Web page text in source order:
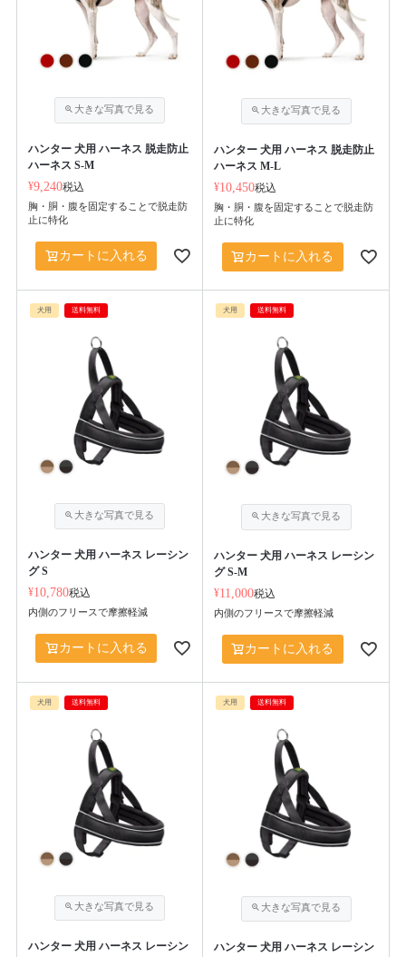
ハンター 犬用 ハーネス 脱走防止
ハーネス S-M
¥9,240税込
胸・胴・腹を固定することで脱走防
止に特化
カートに入れる
ハンター 犬用 ハーネス 脱走防止
ハーネス M-L
¥10,450税込
胸・胴・腹を固定することで脱走防
止に特化
カートに入れる
犬用 送料無料
ハンター 犬用 ハーネス レーシン
グ S
¥10,780税込
内側のフリースで摩擦軽減
カートに入れる
犬用 送料無料
ハンター 犬用 ハーネス レーシン
グ S-M
¥11,000税込
内側のフリースで摩擦軽減
カートに入れる
犬用 送料無料
ハンター 犬用 ハーネス レーシン
犬用 送料無料
ハンター 犬用 ハーネス レーシン